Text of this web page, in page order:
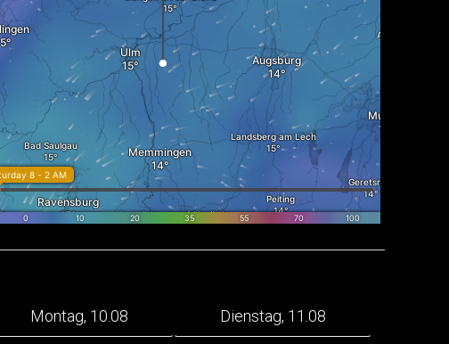
Montag, 10.08 Dienstag, 11.08